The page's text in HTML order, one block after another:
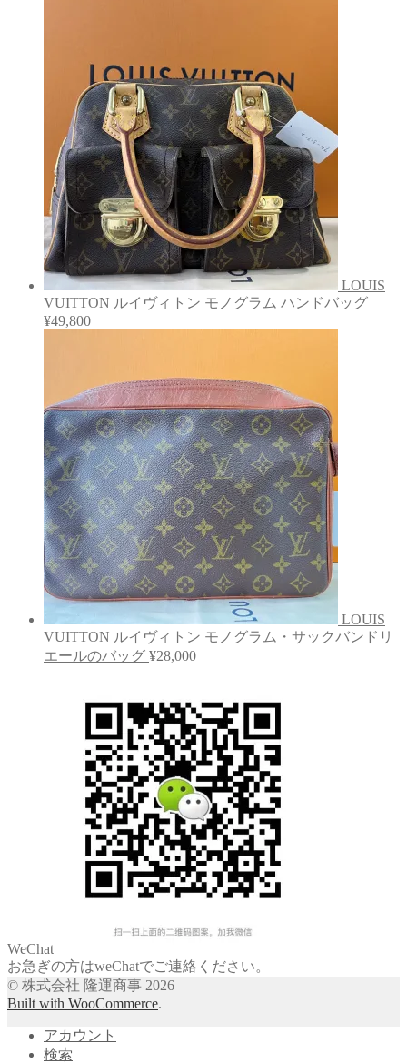
LOUIS
VUITTON ルイヴィトン モノグラム ハンドバッグ
¥49,800
LOUIS
VUITTON ルイヴィトン モノグラム・サックバンドリ
エールのバッグ ¥28,000
WeChat
お急ぎの方はweChatでご連絡ください。
© 株式会社 隆運商事 2026
Built with WooCommerce.
アカウント
検索